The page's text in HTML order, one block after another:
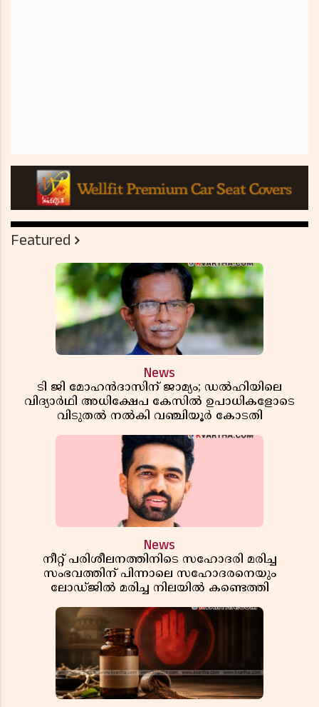
Featured
News
ടി ജി മോഹൻദാസിന് ജാമ്യം; ഡൽഹിയിലെ
വിദ്യാർഥി അധിക്ഷേപ കേസിൽ ഉപാധികളോടെ
വിടുതൽ നൽകി വഞ്ചിയൂർ കോടതി
News
നീറ്റ് പരിശീലനത്തിനിടെ സഹോദരി മരിച്ച
സംഭവത്തിന് പിന്നാലെ സഹോദരനെയും
ലോഡ്ജിൽ മരിച്ച നിലയിൽ കണ്ടെത്തി